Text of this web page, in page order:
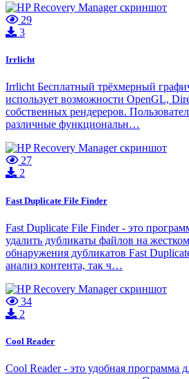
29
3
Irrlicht
Irrlicht Бесплатный трёхмерный
использует возможности OpenGL,
собственных рендереров.
различные функциональн…
27
2
Fast Duplicate File Finder
Fast Duplicate File Finder - это
удалить дубликаты файлов на
обнаружения дубликатов Fast
анализ контента, так ч…
34
2
Cool Reader
Cool Reader - это удобная программа